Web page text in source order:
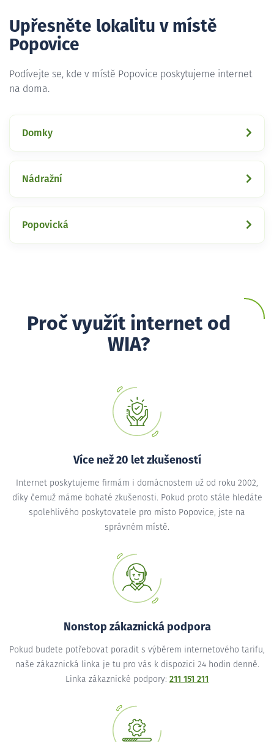
Upřesněte lokalitu v místě
Popovice
Podívejte se, kde v místě Popovice poskytujeme internet
na doma.
Domky
Nádražní
Popovická
Proč využít internet od
WIA?
Více než 20 let zkušeností
Internet poskytujeme firmám i domácnostem už od roku 2002,
díky čemuž máme bohaté zkušenosti. Pokud proto stále hledáte
spolehlivého poskytovatele pro místo Popovice, jste na
správném místě.
Nonstop zákaznická podpora
Pokud budete potřebovat poradit s výběrem internetového tarifu,
naše zákaznická linka je tu pro vás k dispozici 24 hodin denně.
Linka zákaznické podpory: 211 151 211